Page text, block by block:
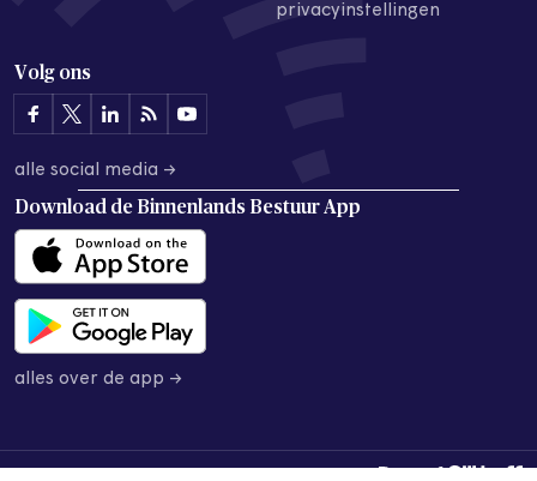
privacyinstellingen
Volg ons
alle social media →
Download de Binnenlands Bestuur App
alles over de app →